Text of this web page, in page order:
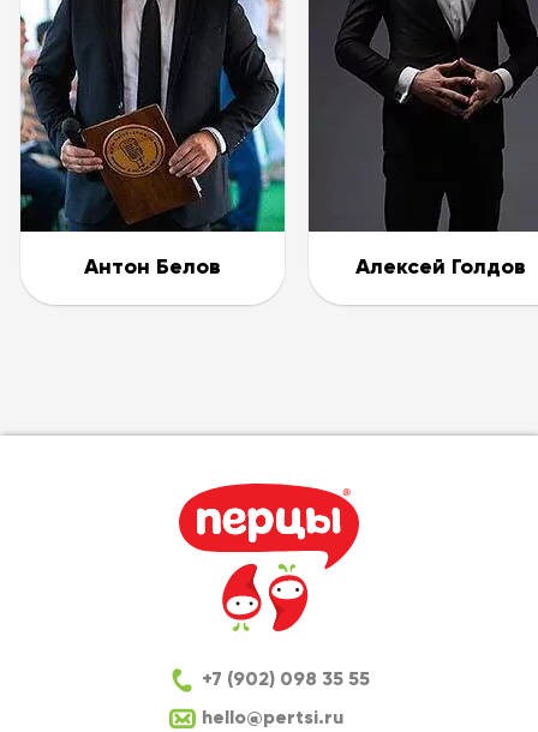
Антон Белов Алексей Голдов
+7 (902) 098 35 55
hello@pertsi.ru